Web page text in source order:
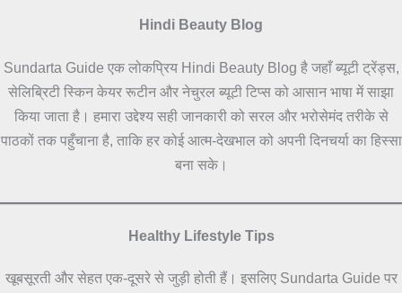
Hindi Beauty Blog
Sundarta Guide एक लोकप्रिय Hindi Beauty Blog है जहाँ ब्यूटी ट्रेंड्स,
सेलिब्रिटी स्किन केयर रूटीन और नेचुरल ब्यूटी टिप्स को आसान भाषा में साझा
किया जाता है। हमारा उद्देश्य सही जानकारी को सरल और भरोसेमंद तरीके से
पाठकों तक पहुँचाना है, ताकि हर कोई आत्म-देखभाल को अपनी दिनचर्या का हिस्सा
बना सके।
Healthy Lifestyle Tips
खूबसूरती और सेहत एक-दूसरे से जुड़ी होती हैं। इसलिए Sundarta Guide पर